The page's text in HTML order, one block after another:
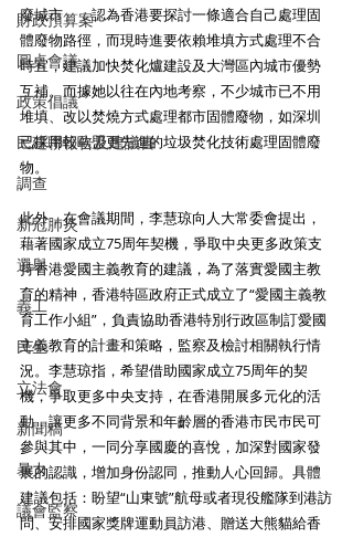
財政預算案
圓桌會議
政策倡議
民建聯報告及建議書
調查
新冠肺炎
選舉
義工
民生
立法會
新聞稿
暴力
議會監察
廢城市」，認為香港要探討一條適合自己處理固
體廢物路徑，而現時進要依賴堆填方式處理不合
時宜，建議加快焚化爐建設及大灣區內城市優勢
互補。而據她以往在內地考察，不少城市已不用
堆填、改以焚燒方式處理都市固體廢物，如深圳
已採用較歐盟更先進的垃圾焚化技術處理固體廢
物。
此外，在會議期間，李慧琼向人大常委會提出，
藉著國家成立75周年契機，爭取中央更多政策支
持香港愛國主義教育的建議，為了落實愛國主教
育的精神，香港特區政府正式成立了“愛國主義教
育工作小組”，負責協助香港特別行政區制訂愛國
主義教育的計畫和策略，監察及檢討相關執行情
況。李慧琼指，希望借助國家成立75周年的契
機，爭取更多中央支持，在香港開展多元化的活
動，讓更多不同背景和年齡層的香港市民巿民可
參與其中，一同分享國慶的喜悅，加深對國家發
展的認識，增加身份認同，推動人心回歸。具體
建議包括：盼望“山東號”航母或者現役艦隊到港訪
問、安排國家獎牌運動員訪港、贈送大熊貓給香